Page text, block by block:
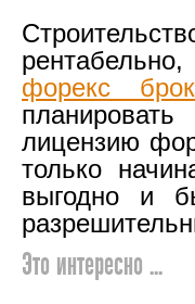
форекс
лицензию
только
выгодно и
Это интересно ...